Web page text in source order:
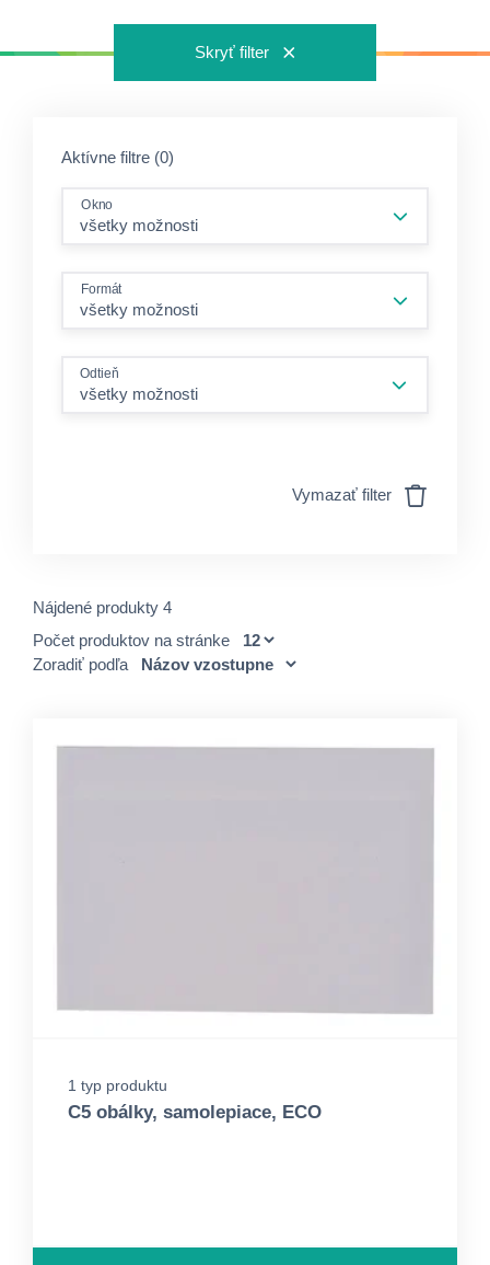
Skryť filter
Aktívne filtre (0)
Okno
Formát
Odtieň
všetky možnosti
Vymazať filter
Nájdené produkty 4
Počet produktov na stránke
Zoradiť podľa
1 typ produktu
C5 obálky, samolepiace, ECO